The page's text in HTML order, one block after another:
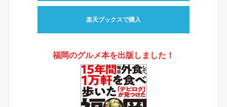
楽天ブックスで購入
福岡のグルメ本を出版しました！